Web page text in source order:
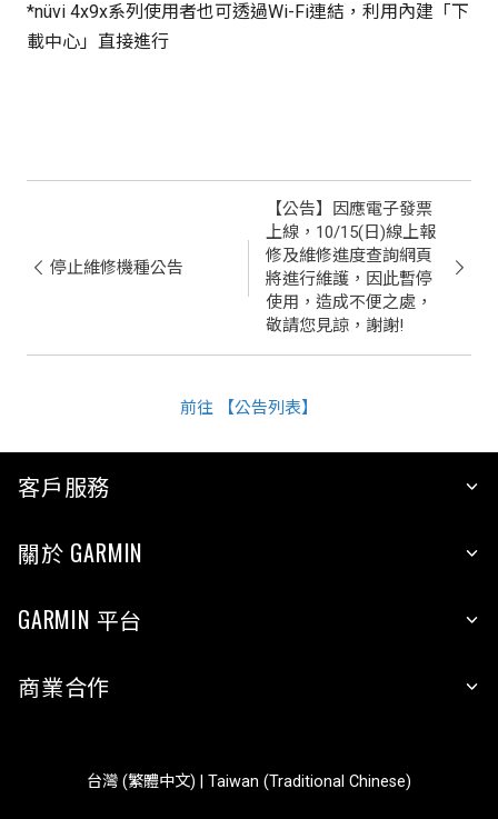
*nüvi 4x9x系列使用者也可透過Wi-Fi連結，利用內建「下
載中心」直接進行
停止維修機種公告
【公告】因應電子發票
上線，10/15(日)線上報
修及維修進度查詢網頁
將進行維護，因此暫停
使用，造成不便之處，
敬請您見諒，謝謝!
前往 【公告列表】
客戶服務
關於 GARMIN
GARMIN 平台
商業合作
台灣 (繁體中文) | Taiwan (Traditional Chinese)